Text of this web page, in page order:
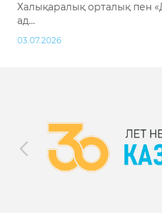
Халықаралық орталық пен
ад...
03.07.2026